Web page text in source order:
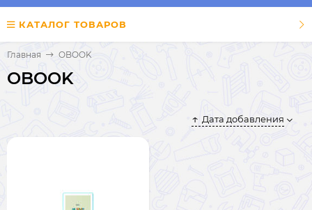
КАТАЛОГ ТОВАРОВ
Главная OBOOK
OBOOK
Дата добавления